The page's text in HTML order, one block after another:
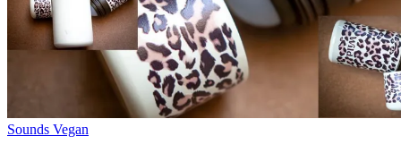
Sounds Vegan